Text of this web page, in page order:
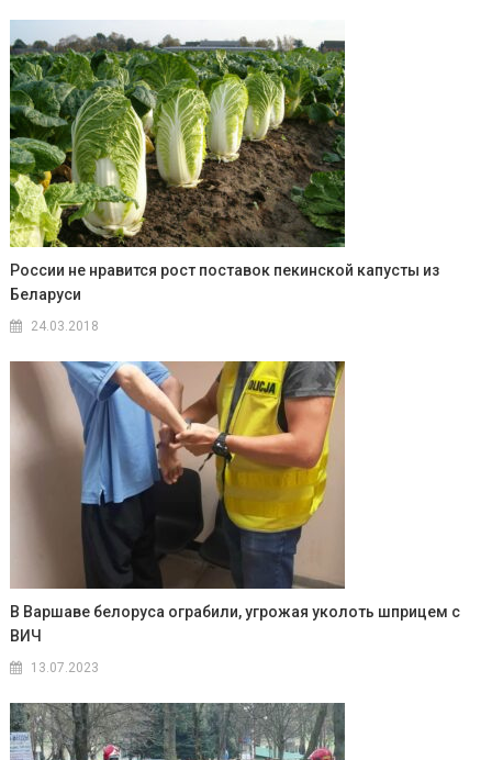
России не нравится рост поставок пекинской капусты из
Беларуси
24.03.2018
В Варшаве белоруса ограбили, угрожая уколоть шприцем с
ВИЧ
13.07.2023